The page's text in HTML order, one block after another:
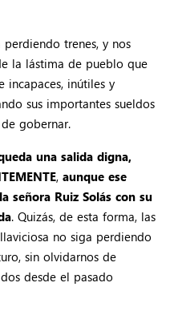
trenes, y nos
la lástima de pueblo que
incapaces, inútiles y
sus importantes sueldos
gobernar.
una salida digna,
, aunque ese
señora Ruiz Solás con su
. Quizás, de esta forma, las
no siga perdiendo
sin olvidarnos de
desde el pasado